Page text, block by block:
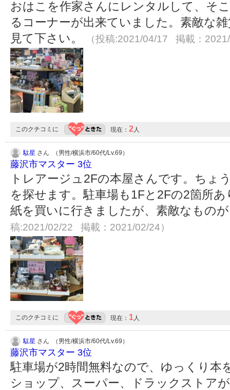
おはこを作家さんにレンタルして、そ
るコーナーが出来ていました。素敵な
見て下さい。
（投稿:2021/04/17 掲載：
このクチコミに 現在： 2 人
駄星 さん （男性/横浜市/60代/Lv.69）
藤沢市マスター 3位
トレアージュ2Fの本屋さんです。ちょ
を探せます。駐車場も1Fと2Fの2箇所
紙を買いに行きましたが、素敵なもの
稿:2021/02/22 掲載：2021/02/24）
このクチコミに 現在： 1 人
駄星 さん （男性/横浜市/60代/Lv.69）
藤沢市マスター 3位
駐車場が2時間無料なので、ゆっくり本
ショップ、スーパー、ドラックストア